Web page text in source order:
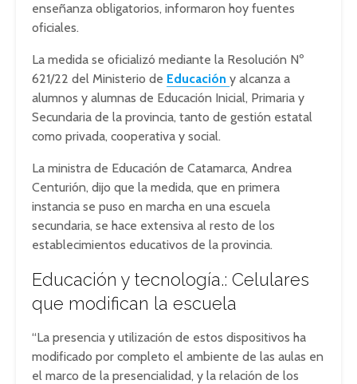
enseñanza obligatorios, informaron hoy fuentes
oficiales.
La medida se oficializó mediante la Resolución Nº
621/22 del Ministerio de Educación y alcanza a
alumnos y alumnas de Educación Inicial, Primaria y
Secundaria de la provincia, tanto de gestión estatal
como privada, cooperativa y social.
La ministra de Educación de Catamarca, Andrea
Centurión, dijo que la medida, que en primera
instancia se puso en marcha en una escuela
secundaria, se hace extensiva al resto de los
establecimientos educativos de la provincia.
Educación y tecnología.: Celulares
que modifican la escuela
“La presencia y utilización de estos dispositivos ha
modificado por completo el ambiente de las aulas en
el marco de la presencialidad, y la relación de los